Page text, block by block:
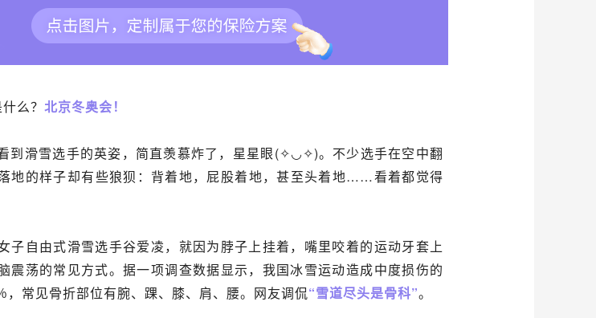
么？ 北京冬奥会！
到滑雪选手的英姿，简直羡慕炸了，星星眼(✧◡✧)。不少选手在空中翻
地的样子却有些狼狈：背着地，屁股着地，甚至头着地……看着都觉得
子自由式滑雪选手谷爱凌，就因为脖子上挂着，嘴里咬着的运动牙套上
震荡的常见方式。据一项调查数据显示，我国冰雪运动造成中度损伤的
，常见骨折部位有腕、踝、膝、肩、腰。网友调侃“雪道尽头是骨科”。